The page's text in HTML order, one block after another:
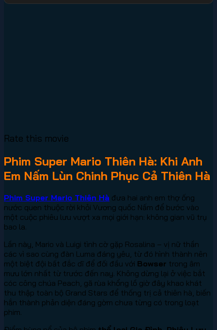
Rate this movie
Phim Super Mario Thiên Hà: Khi Anh
Em Nấm Lùn Chinh Phục Cả Thiên Hà
Phim Super Mario Thiên Hà đưa hai anh em thợ ống
nước quen thuộc rời khỏi Vương quốc Nấm để bước vào
một cuộc phiêu lưu vượt xa mọi giới hạn: không gian vũ trụ
bao la.
Lần này, Mario và Luigi tình cờ gặp Rosalina – vị nữ thần
các vì sao cùng đàn Luma đáng yêu, từ đó hình thành nên
một biệt đội bất đắc dĩ để đối đầu với Bowser trong âm
mưu lớn nhất từ trước đến nay. Không dừng lại ở việc bắt
cóc công chúa Peach, gã rùa khổng lồ giờ đây khao khát
thu thập toàn bộ Grand Stars để thống trị cả thiên hà, biến
hắn thành phản diện đáng gờm chưa từng có trong loạt
phim.